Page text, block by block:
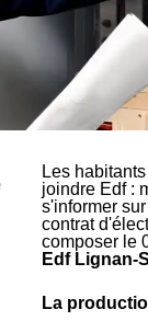
Les
joindre Edf :
s'informer
contrat
composer le
Edf Lignan-
La